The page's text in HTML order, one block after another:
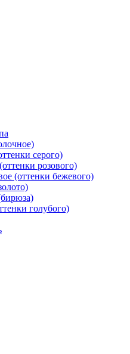
серого)
розового)
(оттенки бежевого)
голубого)